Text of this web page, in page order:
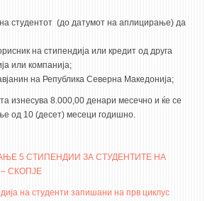
КАРАКТЕР
студентот (до датумот на аплицирање) да
на стипендија или кредит од друга
или компанија;
на Република Северна Македонија;
изнесува 8.000,00 денари месечно и ќе се
од 10 (десет) месеци годишно.
5 СТИПЕНДИИ ЗА СТУДЕНТИТЕ НА
СКОПЈЕ
на студенти запишани на прв циклус